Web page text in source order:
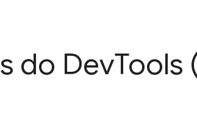
do DevTools